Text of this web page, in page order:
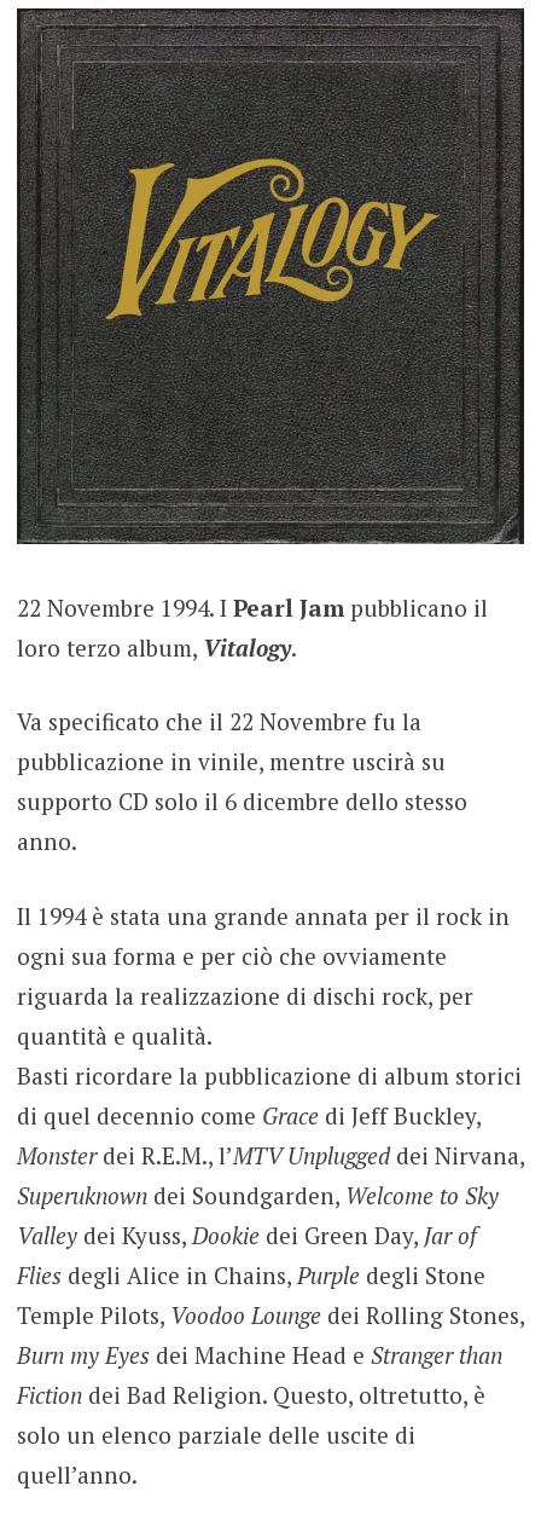
22 Novembre 1994. I Pearl Jam pubblicano il
loro terzo album, Vitalogy.
Va specificato che il 22 Novembre fu la
pubblicazione in vinile, mentre uscirà su
supporto CD solo il 6 dicembre dello stesso
anno.
Il 1994 è stata una grande annata per il rock in
ogni sua forma e per ciò che ovviamente
riguarda la realizzazione di dischi rock, per
quantità e qualità.
Basti ricordare la pubblicazione di album storici
di quel decennio come Gracedi Jeff Buckley,
Monsterdei R.E.M., l’MTV Unpluggeddei Nirvana,
Superuknowndei Soundgarden, Welcome to Sky
Valleydei Kyuss, Dookiedei Green Day, Jar of
Fliesdegli Alice in Chains, Purpledegli Stone
Temple Pilots, Voodoo Loungedei Rolling Stones,
Burn my Eyesdei Machine Head e Stranger than
Fictiondei Bad Religion. Questo, oltretutto, è
solo un elenco parziale delle uscite di
quell’anno.